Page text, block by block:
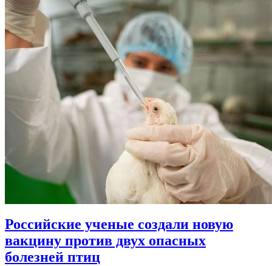
Российские ученые создали новую
вакцину против двух опасных
болезней птиц